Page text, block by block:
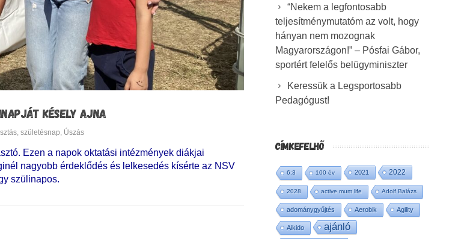
KÉSELY AJNA
születésnap Úszás
Ezen a napok oktatási intézmények diákjai
nagyobb érdeklődés és lelkesedés kísérte az NSV
szülinapos.
“Nekem a legfontosabb
teljesítménymutatóm az volt, hogy
hányan nem mozognak
Magyarországon!” – Pósfai Gábor,
sportért felelős belügyminiszter
Keressük a Legsportosabb
Pedagógust!
CÍMKEFELHŐ
6:3 100 év 2021 2022
2028 active mum life Adolf Balázs
adománygyűjtés Aerobik Agility
Aikido ajánló